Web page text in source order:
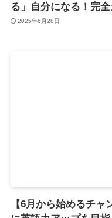
る」自分になる！完
2025年6月28日
【6月から始めるチ